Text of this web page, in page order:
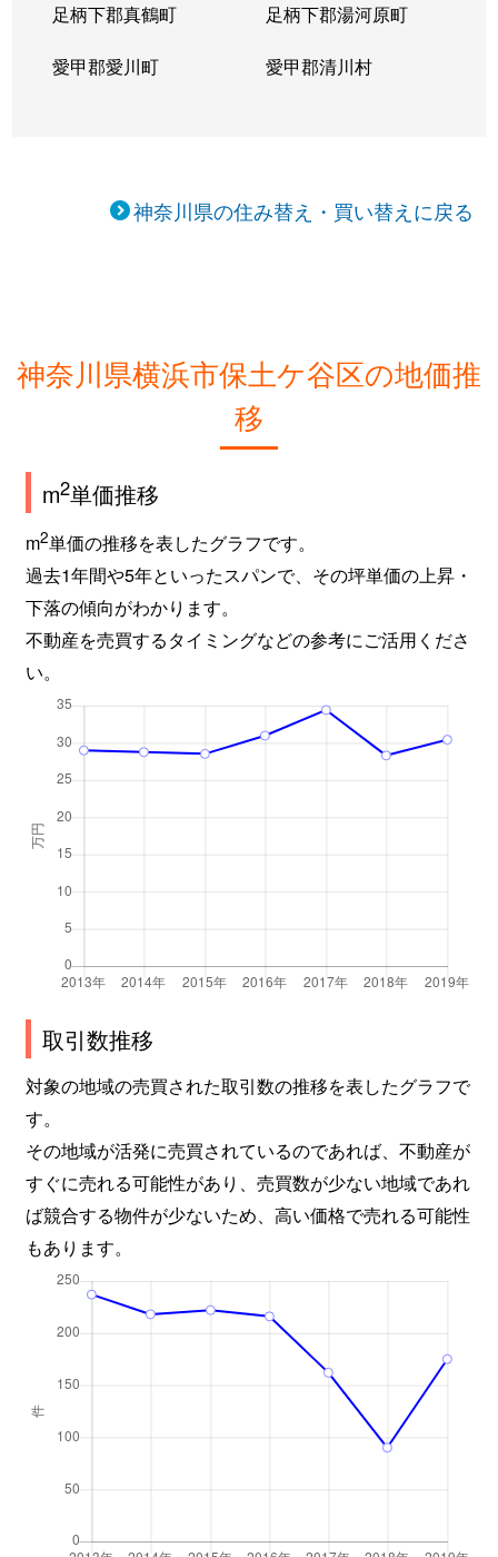
足柄下郡真鶴町 足柄下郡湯河原町
愛甲郡愛川町 愛甲郡清川村
神奈川県の住み替え・買い替えに戻る
神奈川県横浜市保土ケ谷区の地価推
移
m2単価推移
m2単価の推移を表したグラフです。
過去1年間や5年といったスパンで、その坪単価の上昇・
下落の傾向がわかります。
不動産を売買するタイミングなどの参考にご活用くださ
い。
取引数推移
対象の地域の売買された取引数の推移を表したグラフで
す。
その地域が活発に売買されているのであれば、不動産が
すぐに売れる可能性があり、売買数が少ない地域であれ
ば競合する物件が少ないため、高い価格で売れる可能性
もあります。